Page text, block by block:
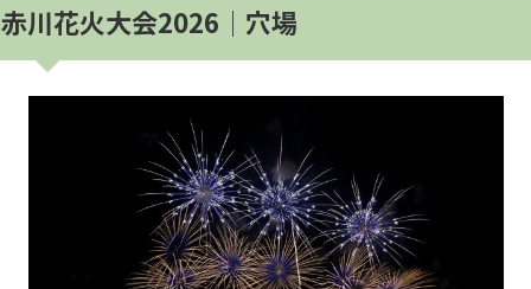
赤川花火大会2026│穴場